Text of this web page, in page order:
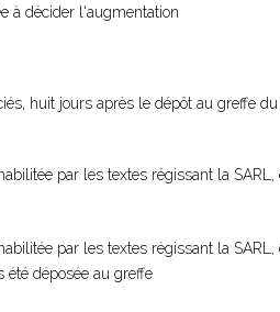
à décider l'augmentation
huit jours après le dépôt au greffe
par les textes régissant la SARL,
par les textes régissant la SARL,
été déposée au greffe